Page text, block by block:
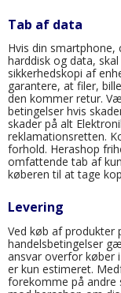
Tab af data
Hvis din smartphone,
harddisk og data,
sikkerhedskopi af
garantere, at filer,
den kommer retur.
betingelser hvis
skader på alt
reklamationsretten.
forhold. Herashop
omfattende tab af
køberen til at tage
Levering
Ved køb af produkter
handelsbetingelser
ansvar overfor køber
er kun estimeret.
forekomme på andre